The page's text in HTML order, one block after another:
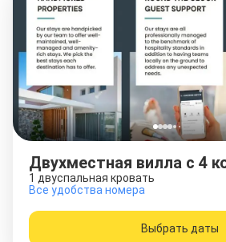
Двухместная вилла с 4
1 двуспальная кровать
Все удобства номера
Выбрать даты